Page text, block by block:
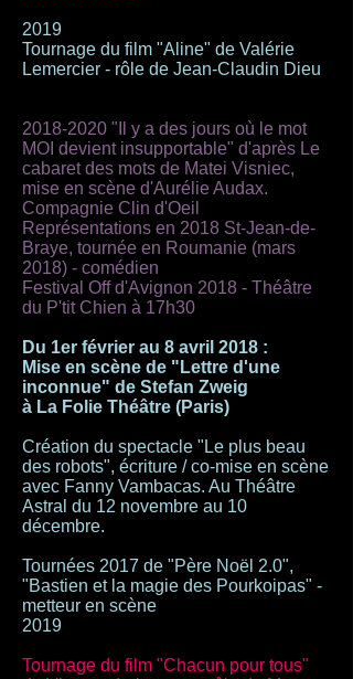
2019
Tournage du film "Aline" de Valérie
Lemercier - rôle de Jean-Claudin Dieu
2018-2020 "Il y a des jours où le mot
MOI devient insupportable" d'après Le
cabaret des mots de Matei Visniec,
mise en scène d'Aurélie Audax.
Compagnie Clin d'Oeil
Représentations en 2018 St-Jean-de-
Braye, tournée en Roumanie (mars
2018) - comédien
Festival Off d'Avignon 2018 - Théâtre
du P'tit Chien à 17h30
Du 1er février au 8 avril 2018 :
Mise en scène de "Lettre d'une
inconnue" de Stefan Zweig
à La Folie Théâtre (Paris)
Création du spectacle "Le plus beau
des robots", écriture / co-mise en scène
avec Fanny Vambacas. Au Théâtre
Astral du 12 novembre au 10
décembre.
Tournées 2017 de "Père Noël 2.0",
"Bastien et la magie des Pourkoipas" -
metteur en scène
2019
Tournage du film "Chacun pour tous"